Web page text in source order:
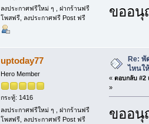
ลงประกาศฟรีใหม่ ๆ , ฝากร้านฟรี
โพสฟรี, ลงประกาศฟรี Post ฟรี
ขออนุ
uptoday77
Hero Member
กระทู้: 1416
ลงประกาศฟรีใหม่ ๆ , ฝากร้านฟรี
โพสฟรี, ลงประกาศฟรี Post ฟรี
Re: พั
ไหนใ
« ตอบกลับ #2
»
ขออนุ